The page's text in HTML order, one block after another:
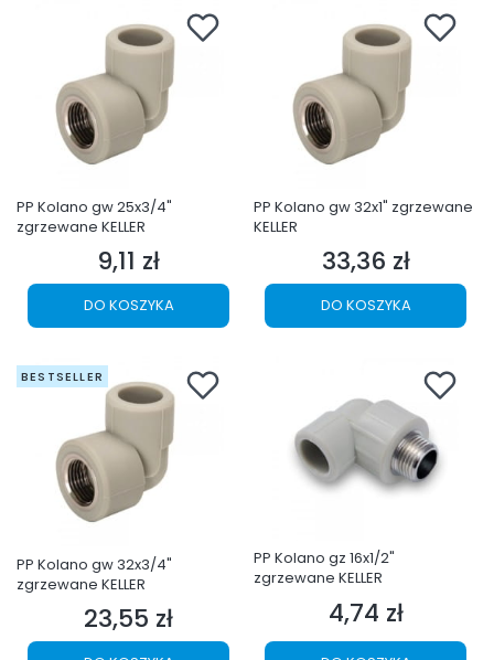
PP Kolano gw 25x3/4"
zgrzewane KELLER
Cena
9,11 zł
DO KOSZYKA
PP Kolano gw 32x1" zgrzewane
KELLER
Cena
33,36 zł
DO KOSZYKA
BESTSELLER
PP Kolano gw 32x3/4"
zgrzewane KELLER
Cena
23,55 zł
PP Kolano gz 16x1/2"
zgrzewane KELLER
Cena
4,74 zł